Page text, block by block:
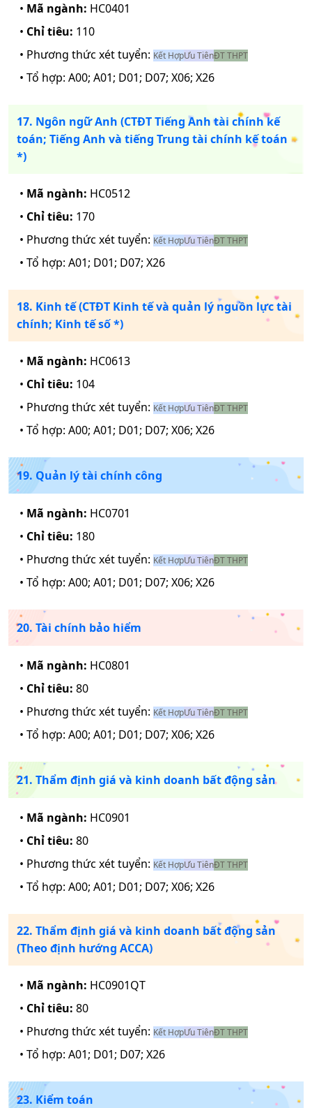
• Mã ngành: HC0401
• Chỉ tiêu: 110
• Phương thức xét tuyển: Kết HợpƯu TiênĐT THPT
• Tổ hợp: A00; A01; D01; D07; X06; X26
17. Ngôn ngữ Anh (CTĐT Tiếng Anh tài chính kế
toán; Tiếng Anh và tiếng Trung tài chính kế toán
*)
• Mã ngành: HC0512
• Chỉ tiêu: 170
• Phương thức xét tuyển: Kết HợpƯu TiênĐT THPT
• Tổ hợp: A01; D01; D07; X26
18. Kinh tế (CTĐT Kinh tế và quản lý nguồn lực tài
chính; Kinh tế số *)
• Mã ngành: HC0613
• Chỉ tiêu: 104
• Phương thức xét tuyển: Kết HợpƯu TiênĐT THPT
• Tổ hợp: A00; A01; D01; D07; X06; X26
19. Quản lý tài chính công
• Mã ngành: HC0701
• Chỉ tiêu: 180
• Phương thức xét tuyển: Kết HợpƯu TiênĐT THPT
• Tổ hợp: A00; A01; D01; D07; X06; X26
20. Tài chính bảo hiểm
• Mã ngành: HC0801
• Chỉ tiêu: 80
• Phương thức xét tuyển: Kết HợpƯu TiênĐT THPT
• Tổ hợp: A00; A01; D01; D07; X06; X26
21. Thẩm định giá và kinh doanh bất động sản
• Mã ngành: HC0901
• Chỉ tiêu: 80
• Phương thức xét tuyển: Kết HợpƯu TiênĐT THPT
• Tổ hợp: A00; A01; D01; D07; X06; X26
22. Thẩm định giá và kinh doanh bất động sản
(Theo định hướng ACCA)
• Mã ngành: HC0901QT
• Chỉ tiêu: 80
• Phương thức xét tuyển: Kết HợpƯu TiênĐT THPT
• Tổ hợp: A01; D01; D07; X26
23. Kiểm toán